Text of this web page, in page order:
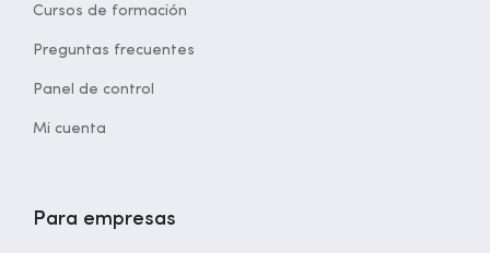
Cursos de formación
Preguntas frecuentes
Panel de control
Mi cuenta
Para empresas